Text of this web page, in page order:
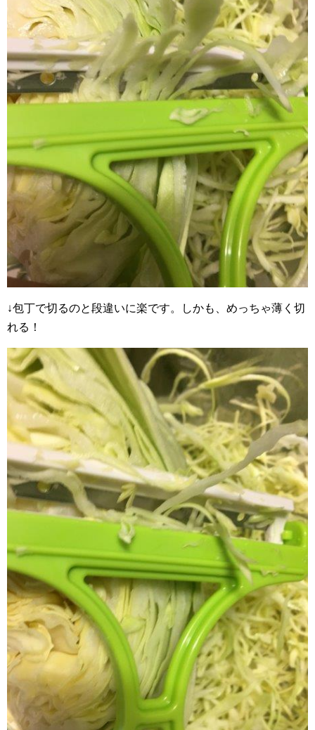
↓包丁で切るのと段違いに楽です。しかも、めっちゃ薄く切
れる！